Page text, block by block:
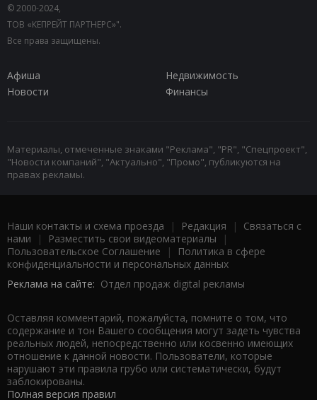
© 2000-2024,
ТОВ «КЕПРЕЙТ ПАРТНЕРС»".
Все права защищены.
Афиша
Недвижимость
Новости
Финансы
Материалы, отмеченные знаками "Реклама", "PR", "Спецпроект",
"Новости компаний", "Актуально", "Промо", публикуются на
правах рекламы.
Наши контакты и схема проезда | Редакция | Связаться с
нами | Разместить свои видеоматериалы |
Пользовательское Соглашение |
Политика в сфере
конфиденциальности и персональных данных
Реклама на сайте: Отдел продаж digital рекламы
Оставляя комментарий, пожалуйста, помните о том, что
содержание и тон Вашего сообщения могут задеть чувства
реальных людей, непосредственно или косвенно имеющих
отношение к данной новости. Пользователи, которые
нарушают эти правила грубо или систематически, будут
заблокированы.
Полная версия правил